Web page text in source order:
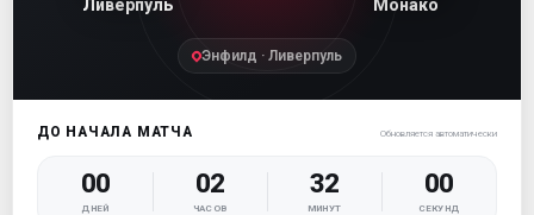
Ливерпуль Монако
Энфилд · Ливерпуль
ДО НАЧАЛА МАТЧА Обновляется автоматически
00
ДНЕЙ
02
ЧАСОВ
32
МИНУТ
00
СЕКУНД